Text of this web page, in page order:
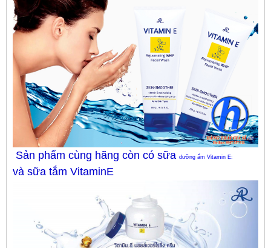
Sản phẩm cùng hãng còn có sữa dưỡng ẩm Vitamin E:
và sữa tắm VitaminE